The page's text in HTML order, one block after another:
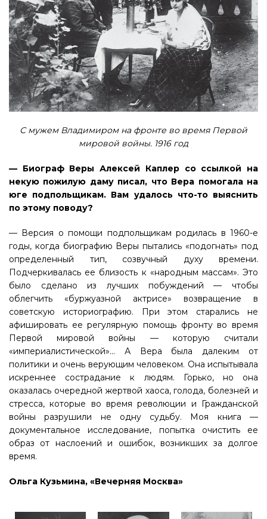
С мужем Владимиром на фронте во время Первой
мировой войны. 1916 год
— Биограф Веры Алексей Каплер со ссылкой на
некую пожилую даму писал, что Вера помогала на
юге подпольщикам. Вам удалось что-то выяснить
по этому поводу?
— Версия о помощи подпольщикам родилась в 1960-е
годы, когда биографию Веры пытались «подогнать» под
определенный тип, созвучный духу времени.
Подчеркивалась ее близость к «народным массам». Это
было сделано из лучших побуждений — чтобы
облегчить «буржуазной актрисе» возвращение в
советскую историографию. При этом старались не
афишировать ее регулярную помощь фронту во время
Первой мировой войны — которую считали
«империалистической»… А Вера была далеким от
политики и очень верующим человеком. Она испытывала
искреннее сострадание к людям. Горько, но она
оказалась очередной жертвой хаоса, голода, болезней и
стресса, которые во время революции и Гражданской
войны разрушили не одну судьбу. Моя книга —
документальное исследование, попытка очистить ее
образ от наслоений и ошибок, возникших за долгое
время.
Ольга Кузьмина, «Вечерняя Москва»